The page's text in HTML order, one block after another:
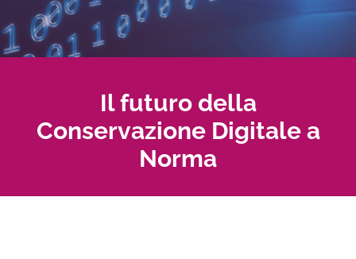
Il futuro della
Conservazione Digitale a
Norma